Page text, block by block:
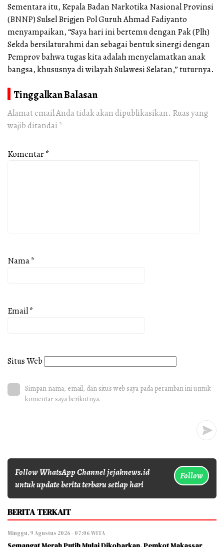
Sementara itu, Kepala Badan Narkotika Nasional Provinsi
(BNNP) Sulsel Brigjen Pol Guruh Ahmad Fadiyanto
menyampaikan, “Saya hari ini bertemu dengan Pak (Plh)
Sekda bersilaturahmi dan sebagai bentuk sinergi dengan
Pemprov bahwa tugas kita adalah menyelamatkan anak
bangsa, khususnya di wilayah Sulawesi Selatan,” tuturnya.
Tinggalkan Balasan
Alamat email Anda tidak akan dipublikasikan. Ruas yang
wajib ditandai *
Komentar*
Nama*
Email*
Situs Web
Simpan nama, email, dan situs web saya pada peramban ini untuk
komentar saya berikutnya.
Follow WhatsApp Channel jejaknews.id
untuk update berita terbaru setiap hari
Follow
BERITA TERKAIT
Minggu, 9 Agustus 2026 - 07:06 WITA